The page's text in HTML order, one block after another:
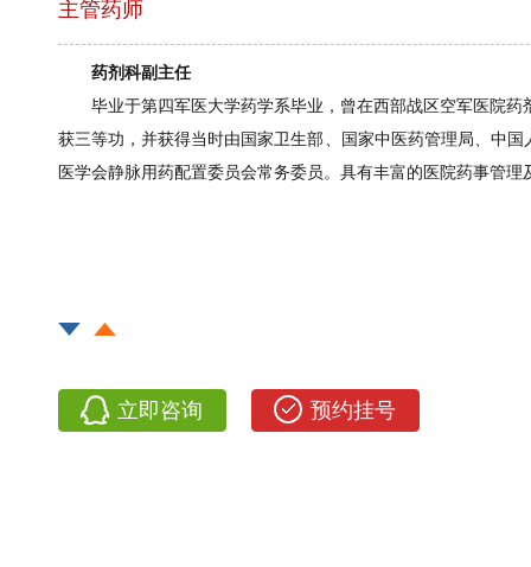
主管药师
药剂科副主任
毕业于第四军医大学药学系毕业 ， 曾在西部战区空军医院药
获三等功，并获得当时由国家卫生部、国家中医药管理局、中
医学会静脉用药配置委员会常务委员。具有丰富的医院药事管理
立即咨询 预约挂号